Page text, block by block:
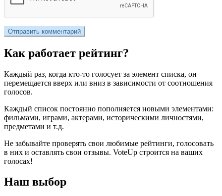
Как работает рейтинг?
Каждый раз, когда кто-то голосует за элемент списка, он
перемещается вверх или вниз в зависимости от соотношения
голосов.
Каждый список постоянно пополняется новыми элементами:
фильмами, играми, актерами, историческими личностями,
предметами и т.д.
Не забывайте проверять свои любимые рейтинги, голосовать
в них и оставлять свои отзывы. VoteUp строится на ваших
голосах!
Наш выбор